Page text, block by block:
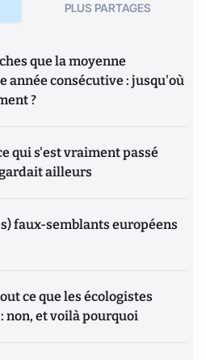
PLUS PARTAGES
que la moyenne
année consécutive : jusqu'où
?
qui s'est vraiment passé
ailleurs
faux-semblants européens
ce que les écologistes
non, et voilà pourquoi